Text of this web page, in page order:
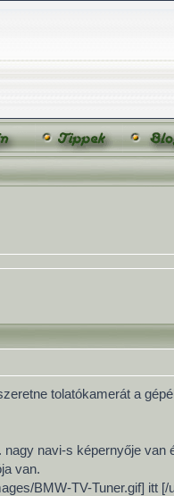
tolatókamerát a
navi-s képernyője van
van.
BMW-TV-Tuner.gif] itt [/